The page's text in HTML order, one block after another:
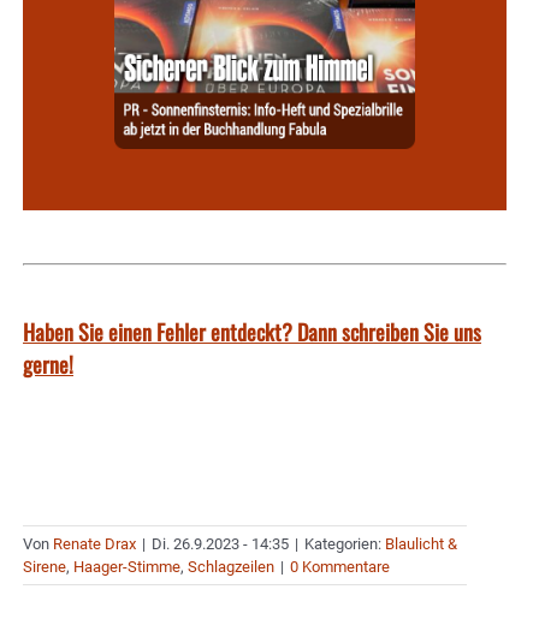
Haben Sie einen Fehler entdeckt? Dann schreiben Sie uns
gerne!
Von Renate Drax | Di. 26.9.2023 - 14:35 | Kategorien: Blaulicht &
Sirene, Haager-Stimme, Schlagzeilen | 0 Kommentare